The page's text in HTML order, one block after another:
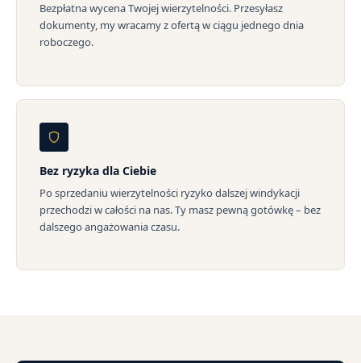
Bezpłatna wycena Twojej wierzytelności. Przesyłasz
dokumenty, my wracamy z ofertą w ciągu jednego dnia
roboczego.
Bez ryzyka dla Ciebie
Po sprzedaniu wierzytelności ryzyko dalszej windykacji
przechodzi w całości na nas. Ty masz pewną gotówkę – bez
dalszego angażowania czasu.